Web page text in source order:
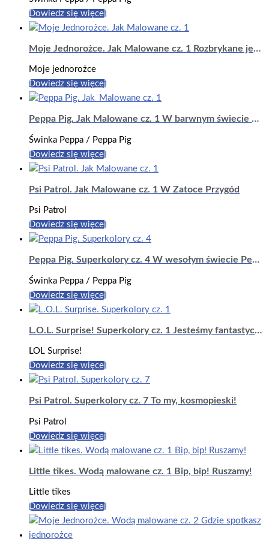
Dowiedz się więcej
Moje Jednorożce. Jak Malowane cz. 1 Rozbrykane jednorożce
Moje jednorożce
Dowiedz się więcej
Peppa Pig. Jak Malowane cz. 1 W barwnym świecie Peppy
Świnka Peppa / Peppa Pig
Dowiedz się więcej
Psi Patrol. Jak Malowane cz. 1 W Zatoce Przygód
Psi Patrol
Dowiedz się więcej
Peppa Pig. Superkolory cz. 4 W wesołym świecie Peppy
Świnka Peppa / Peppa Pig
Dowiedz się więcej
L.O.L. Surprise! Superkolory cz. 1 Jesteśmy fantastyczne!
LOL Surprise!
Dowiedz się więcej
Psi Patrol. Superkolory cz. 7 To my, kosmopieski!
Psi Patrol
Dowiedz się więcej
Little tikes. Wodą malowane cz. 1 Bip, bip! Ruszamy!
Little tikes
Dowiedz się więcej